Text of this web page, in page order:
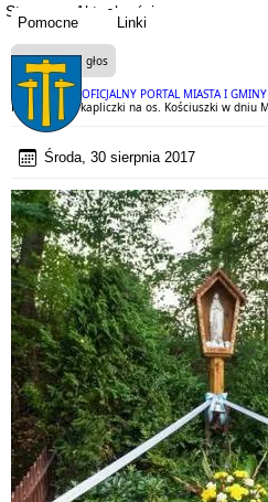
Pomocne Linki
OFICJALNY PORTAL MIASTA I GMINY
Strona Aktualności
Czytaj na głos
Poświęcenie kapliczki na os. Kościuszki w dniu
Środa, 30 sierpnia 2017